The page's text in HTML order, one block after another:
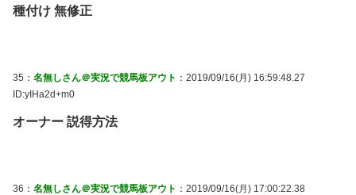
種付け 無修正
35： 名無しさん＠実況で競馬板アウト ：2019/09/16(月) 16:59:48.27
ID:yIHa2d+m0
オーナー 説得方法
36： 名無しさん＠実況で競馬板アウト ：2019/09/16(月) 17:00:22.38